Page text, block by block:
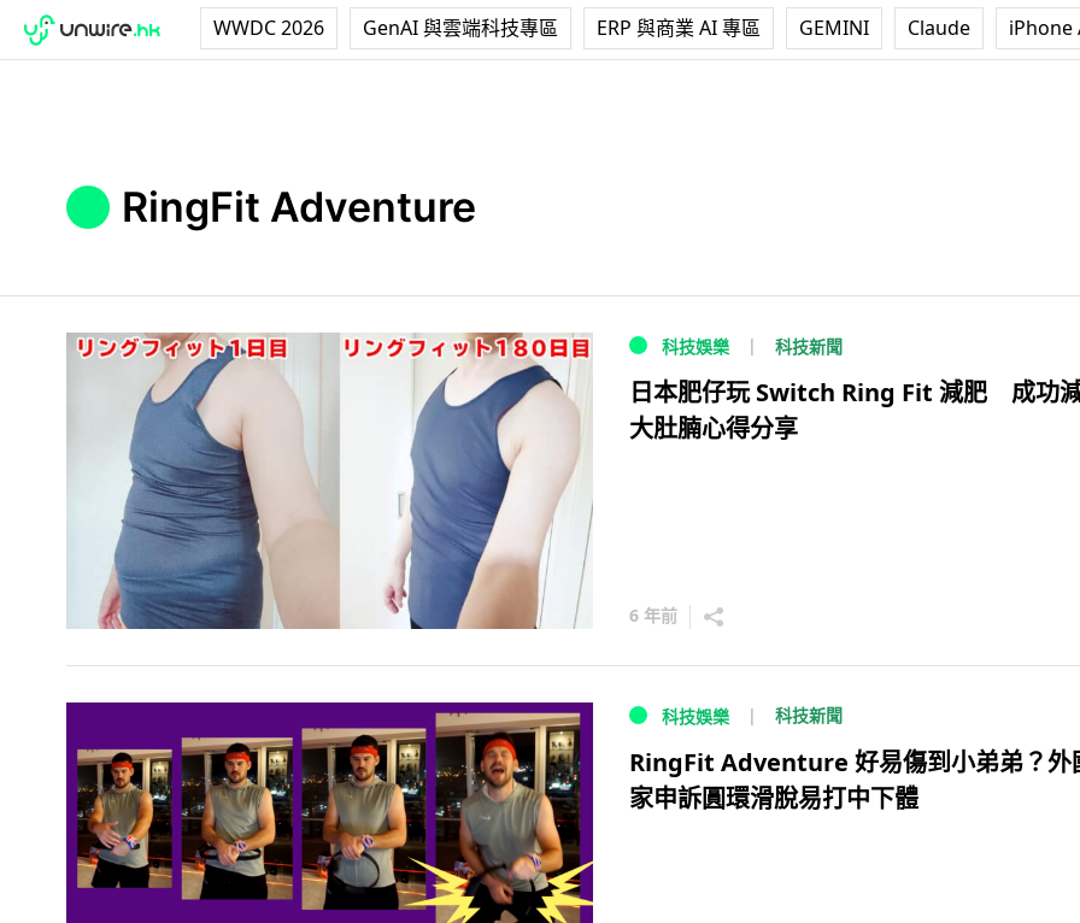
WWDC 2026 GenAI 與雲端科技專區 ERP 與商業 AI 專區 GEMINI Claude iPhone
RingFit Adventure
科技娛樂 科技新聞
日本肥仔玩 Switch Ring Fit 減肥 成功
大肚腩心得分享
6 年前
科技娛樂 科技新聞
RingFit Adventure 好易傷到小弟弟？外
家申訴圓環滑脫易打中下體